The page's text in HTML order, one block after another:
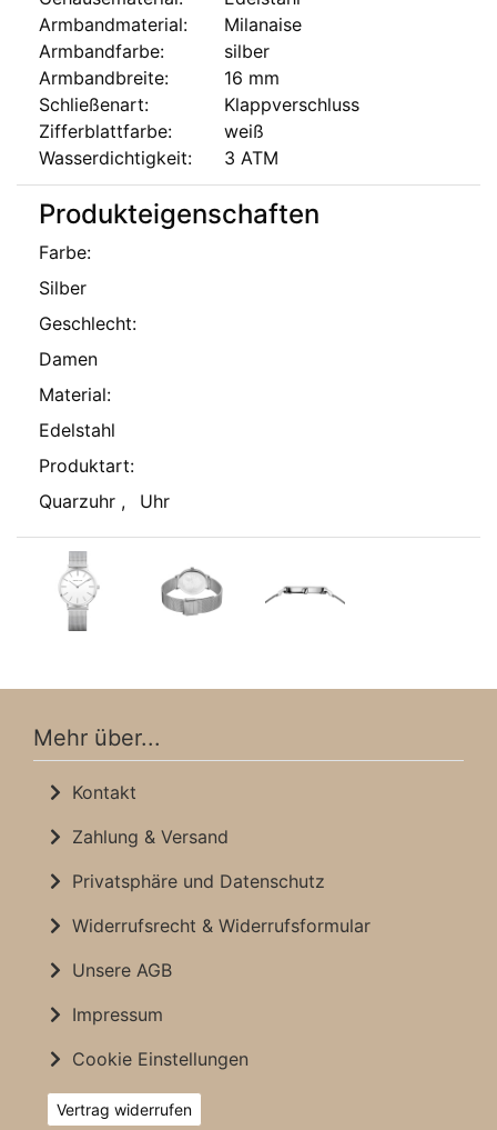
Armbandmaterial:
Milanaise
Armbandfarbe:
silber
Armbandbreite:
16 mm
Schließenart:
Klappverschluss
Zifferblattfarbe:
weiß
Wasserdichtigkeit:
3 ATM
Produkteigenschaften
Farbe:
Silber
Geschlecht:
Damen
Material:
Edelstahl
Produktart:
Quarzuhr , Uhr
Mehr über...
Kontakt
Zahlung & Versand
Privatsphäre und Datenschutz
Widerrufsrecht & Widerrufsformular
Unsere AGB
Impressum
Cookie Einstellungen
Vertrag widerrufen